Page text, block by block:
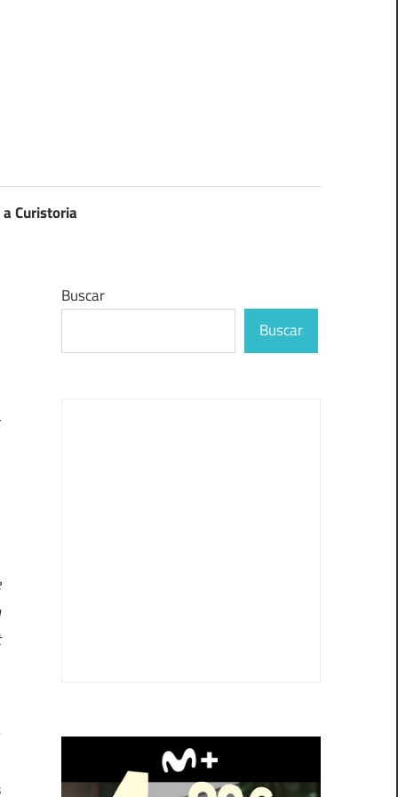
Curistoria
Buscar
Buscar